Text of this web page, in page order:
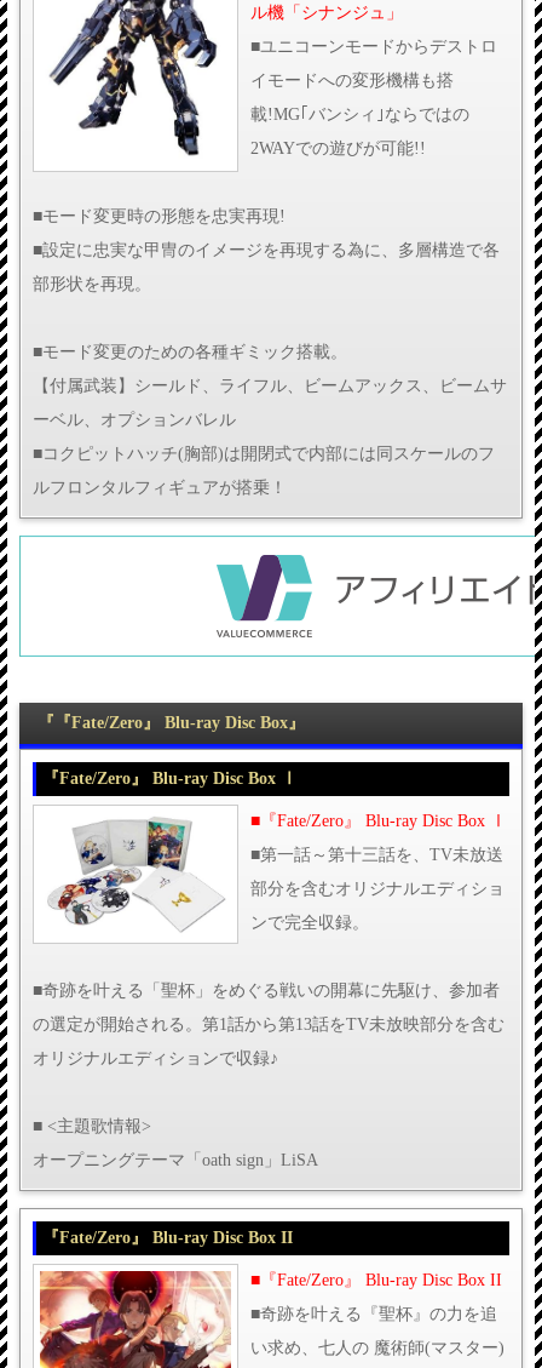
ル機「シナンジュ」
■ユニコーンモードからデストロ
イモードへの変形機構も搭
載!MG｢バンシィ｣ならではの
2WAYでの遊びが可能!!
■モード変更時の形態を忠実再現!
■設定に忠実な甲冑のイメージを再現する為に、多層構造で各
部形状を再現。
■モード変更のための各種ギミック搭載。
【付属武装】シールド、ライフル、ビームアックス、ビームサ
ーベル、オプションバレル
■コクピットハッチ(胸部)は開閉式で内部には同スケールのフ
ルフロンタルフィギュアが搭乗！
『『Fate/Zero』 Blu-ray Disc Box』
『Fate/Zero』 Blu-ray Disc Box Ⅰ
■『Fate/Zero』 Blu-ray Disc Box Ⅰ
■第一話～第十三話を、TV未放送
部分を含むオリジナルエディショ
ンで完全収録。
■奇跡を叶える「聖杯」をめぐる戦いの開幕に先駆け、参加者
の選定が開始される。第1話から第13話をTV未放映部分を含む
オリジナルエディションで収録♪
■ <主題歌情報>
オープニングテーマ「oath sign」LiSA
『Fate/Zero』 Blu-ray Disc Box II
■『Fate/Zero』 Blu-ray Disc Box II
■奇跡を叶える『聖杯』の力を追
い求め、七人の 魔術師(マスター)